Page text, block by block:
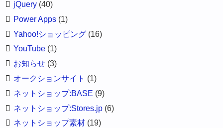
jQuery (40)
Power Apps (1)
Yahoo!ショッピング (16)
YouTube (1)
お知らせ (3)
オークションサイト (1)
ネットショップ:BASE (9)
ネットショップ:Stores.jp (6)
ネットショップ素材 (19)